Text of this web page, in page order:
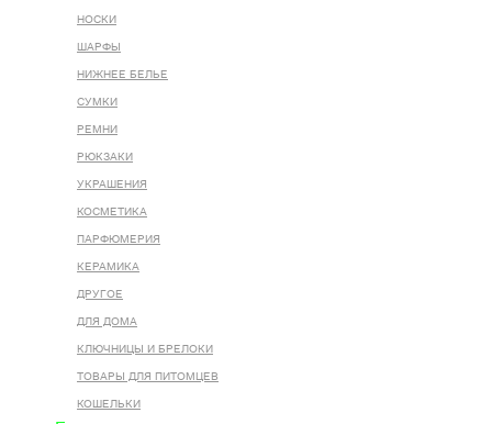
НОСКИ
ШАРФЫ
НИЖНЕЕ БЕЛЬЕ
СУМКИ
РЕМНИ
РЮКЗАКИ
УКРАШЕНИЯ
КОСМЕТИКА
ПАРФЮМЕРИЯ
КЕРАМИКА
ДРУГОЕ
ДЛЯ ДОМА
КЛЮЧНИЦЫ И БРЕЛОКИ
ТОВАРЫ ДЛЯ ПИТОМЦЕВ
КОШЕЛЬКИ